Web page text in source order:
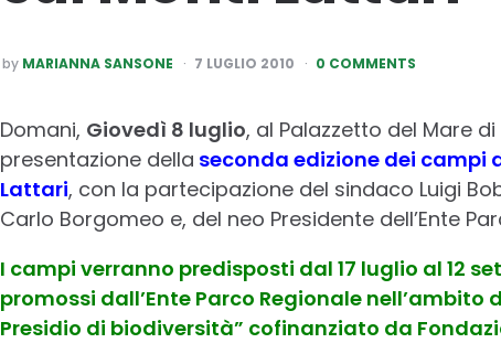
POSTED
BY
by MARIANNA SANSONE 7 LUGLIO 2010 0 COMMENTS
Domani, Giovedì 8 luglio, al Palazzetto del Mare di
presentazione della seconda edizione dei campi
Lattari, con la partecipazione del sindaco Luigi
Carlo Borgomeo e, del neo Presidente dell’Ente
I campi verranno predisposti dal 17 luglio al 12
promossi dall’Ente Parco Regionale
Presidio di biodiversità” cofinanziato da